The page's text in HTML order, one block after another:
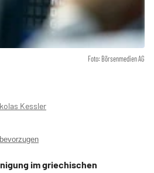
Foto: Börsenmedien AG
Kessler
im griechischen